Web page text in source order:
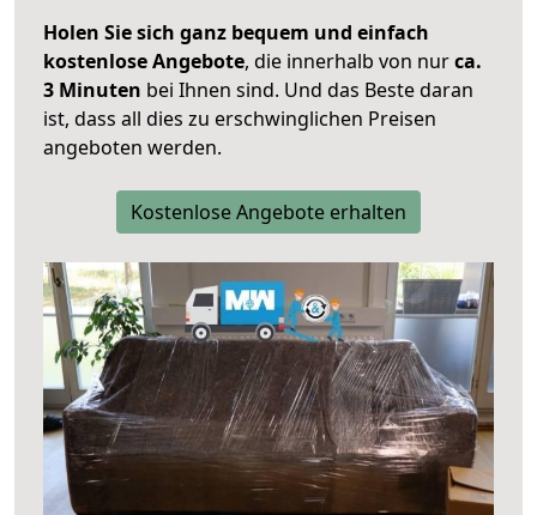
Holen Sie sich ganz bequem und einfach
kostenlose Angebote, die innerhalb von nurca.
3 Minuten bei Ihnen sind. Und das Beste daran
ist, dass all dies zu erschwinglichen Preisen
angeboten werden.
Kostenlose Angebote erhalten